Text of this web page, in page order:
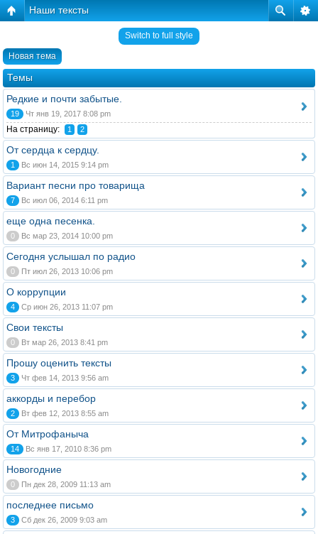
Наши тексты
Switch to full style
Новая тема
Темы
Редкие и почти забытые.
19 Чт янв 19, 2017 8:08 pm
На страницу: 1 2
От сердца к сердцу.
1 Вс июн 14, 2015 9:14 pm
Вариант песни про товарища
7 Вс июл 06, 2014 6:11 pm
еще одна песенка.
0 Вс мар 23, 2014 10:00 pm
Сегодня услышал по радио
0 Пт июл 26, 2013 10:06 pm
О коррупции
4 Ср июн 26, 2013 11:07 pm
Свои тексты
0 Вт мар 26, 2013 8:41 pm
Прошу оценить тексты
3 Чт фев 14, 2013 9:56 am
аккорды и перебор
2 Вт фев 12, 2013 8:55 am
От Митрофаныча
14 Вс янв 17, 2010 8:36 pm
Новогодние
0 Пн дек 28, 2009 11:13 am
последнее письмо
3 Сб дек 26, 2009 9:03 am